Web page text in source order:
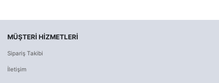
MÜŞTERI HIZMETLERI
Sipariş Takibi
İletişim